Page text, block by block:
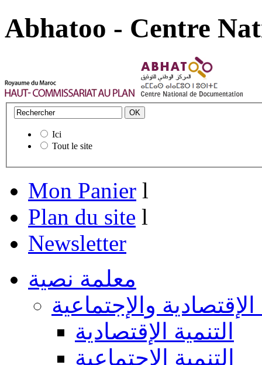
Abhatoo - Centre
Ici
Tout le site
Mon Panier l
Plan du site l
Newsletter
معلمة نصية
الإقتصادية والإجتماعية
التنمية الإقتصادية
التنمية الإجتماعية